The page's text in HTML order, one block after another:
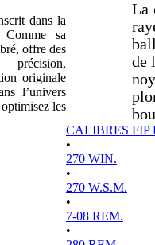
dans la
sa
offre des
originale
l’univers
les
La
de
CALIBRES FIP
•
270 WIN.
•
270 W.S.M.
•
7-08 REM.
•